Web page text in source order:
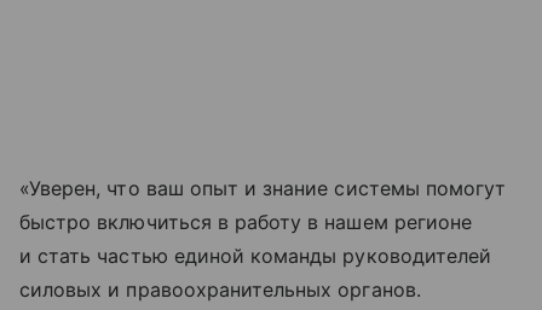
«Уверен, что ваш опыт и знание системы помогут
быстро включиться в работу в нашем регионе
и стать частью единой команды руководителей
силовых и правоохранительных органов.